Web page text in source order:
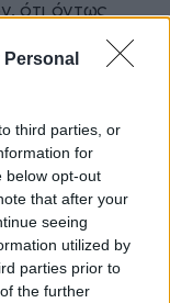
third parties, or
for
below opt-out
that after your
seeing
utilized by
parties prior to
the further
ότι όντως
ήταν καλό απ’
στιγμή
μαγαζί. Όταν
«περίπου
μεταξύ